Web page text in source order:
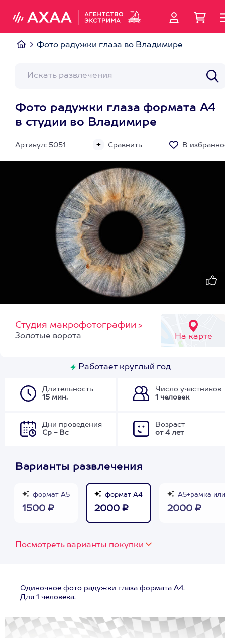
Фото радужки глаза во Владимире
Фото радужки глаза формата А4
в студии во Владимире
Артикул: 5051 Сравнить В
Студия макрофотографии >
На карте
Золотые ворота
Работает круглый год
Длительность
15 мин.
Число участников
1 человек
Дни проведения
Ср - Вс
Возраст
от 4 лет
Варианты развлечения
формат А5
1500 ₽
формат А4
2000 ₽
А5+рамка
2000 ₽
Посмотреть варианты покупки
Одиночное фото радужки глаза формата А4.
Для 1 человека.